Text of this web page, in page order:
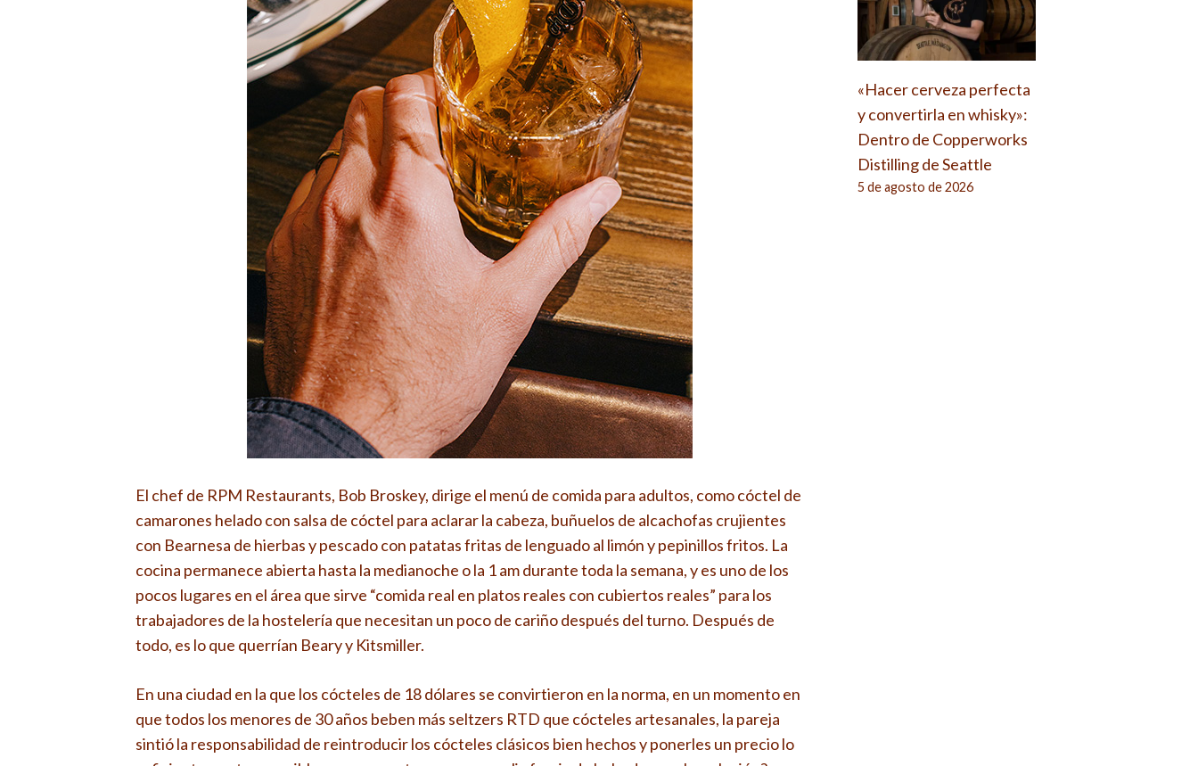
El chef de RPM Restaurants, Bob Broskey, dirige el menú de comida para adultos, como cóctel de
camarones helado con salsa de cóctel para aclarar la cabeza, buñuelos de alcachofas crujientes
con Bearnesa de hierbas y pescado con patatas fritas de lenguado al limón y pepinillos fritos. La
cocina permanece abierta hasta la medianoche o la 1 am durante toda la semana, y es uno de los
pocos lugares en el área que sirve “comida real en platos reales con cubiertos reales” para los
trabajadores de la hostelería que necesitan un poco de cariño después del turno. Después de
todo, es lo que querrían Beary y Kitsmiller.
En una ciudad en la que los cócteles de 18 dólares se convirtieron en la norma, en un momento en
que todos los menores de 30 años beben más seltzers RTD que cócteles artesanales, la pareja
sintió la responsabilidad de reintroducir los cócteles clásicos bien hechos y ponerles un precio lo
«Hacer cerveza perfecta
y convertirla en whisky»:
Dentro de Copperworks
Distilling de Seattle
5 de agosto de 2026